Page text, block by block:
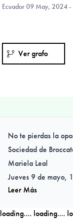
Ecuador09 May, 2024 -
Ver grafo
No te pierdas la
Sociedad de
Mariela Leal
Jueves 9 de mayo,
Leer Más
loading.... loading....